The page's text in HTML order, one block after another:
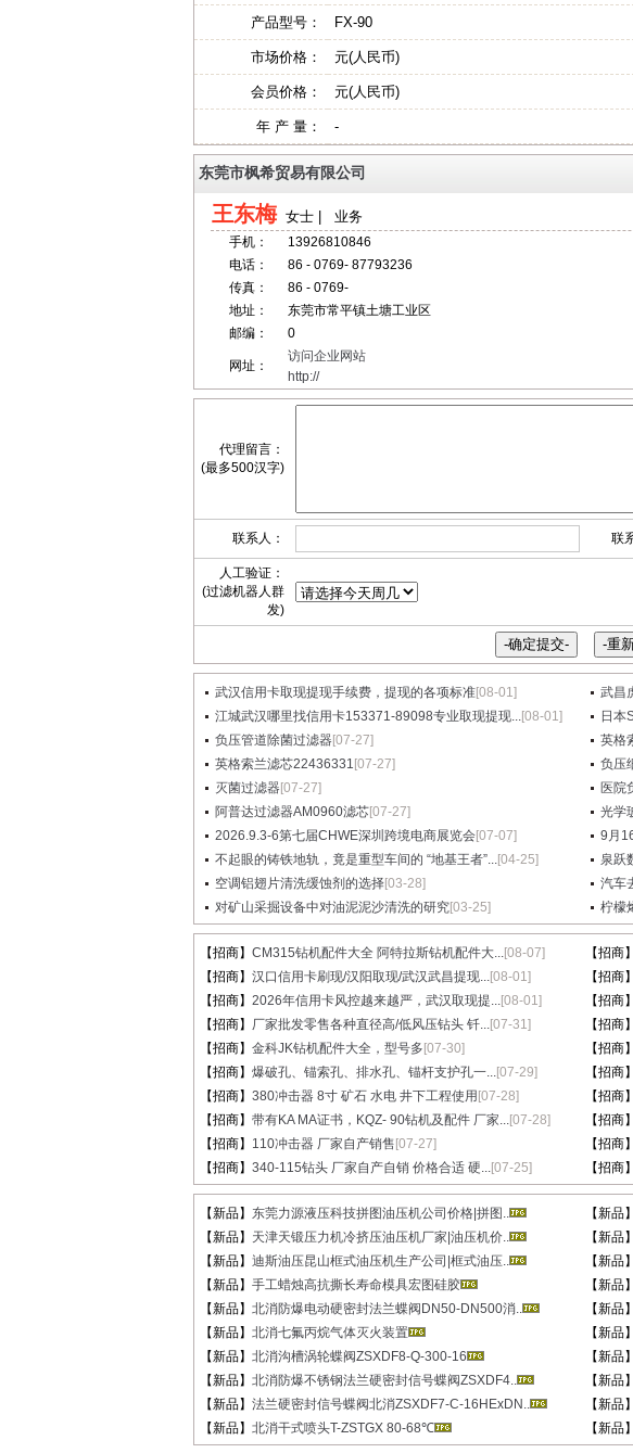
产品型号： FX-90
市场价格： 元(人民币)
会员价格： 元(人民币)
年 产 量： -
东莞市枫希贸易有限公司
王东梅女士 | 业务
手机：
13926810846
电话：
86 - 0769- 87793236
传真：
86 - 0769-
地址：
东莞市常平镇土塘工业区
邮编：
0
网址：
访问企业网站
http://
代理留言：
(最多500汉字)
联系人： 联
人工验证：
(过滤机器人群
发)
武汉信用卡取现提现手续费，提现的各项标准[08-01] 武昌
江城武汉哪里找信用卡153371-89098专业取现提现...[08-01] 日本
负压管道除菌过滤器[07-27] 英格
英格索兰滤芯22436331 [07-27] 负压
灭菌过滤器[07-27] 医院
阿普达过滤器AM0960滤芯[07-27] 光学
2026.9.3-6第七届CHWE深圳跨境电商展览会[07-07] 9月
不起眼的铸铁地轨，竟是重型车间的 “地基王者”...[04-25] 泉跃
空调铝翅片清洗缓蚀剂的选择[03-28] 汽车
对矿山采掘设备中对油泥泥沙清洗的研究[03-25] 柠檬
【招商】 CM315钻机配件大全 阿特拉斯钻机配件大...[08-07] 【招商】
【招商】 汉口信用卡刷现/汉阳取现/武汉武昌提现...[08-01] 【招商】
【招商】 2026年信用卡风控越来越严，武汉取现提...[08-01] 【招商】
【招商】 厂家批发零售各种直径高/低风压钻头 钎...[07-31] 【招商】
【招商】 金科JK钻机配件大全，型号多 [07-30] 【招商】
【招商】 爆破孔、锚索孔、排水孔、锚杆支护孔一...[07-29] 【招商】
【招商】 380冲击器 8寸 矿石 水电 井下工程使用 [07-28] 【招商】
【招商】 带有KA MA证书，KQZ- 90钻机及配件 厂家...[07-28] 【招商】
【招商】 110冲击器 厂家自产销售 [07-27] 【招商】
【招商】 340-115钻头 厂家自产自销 价格合适 硬...[07-25] 【招商】
【新品】 东莞力源液压科技拼图油压机公司价格|拼图.. 【新品】
【新品】 天津天锻压力机冷挤压油压机厂家|油压机价.. 【新品】
【新品】 迪斯油压昆山框式油压机生产公司|框式油压.. 【新品】
【新品】 手工蜡烛高抗撕长寿命模具宏图硅胶 【新品】
【新品】 北消防爆电动硬密封法兰蝶阀DN50-DN500消.. 【新品】
【新品】 北消七氟丙烷气体灭火装置 【新品】
【新品】 北消沟槽涡轮蝶阀ZSXDF8-Q-300-16 【新品】
【新品】 北消防爆不锈钢法兰硬密封信号蝶阀ZSXDF4.. 【新品】
【新品】 法兰硬密封信号蝶阀北消ZSXDF7-C-16HExDN.. 【新品】
【新品】 北消干式喷头T-ZSTGX 80-68℃ 【新品】